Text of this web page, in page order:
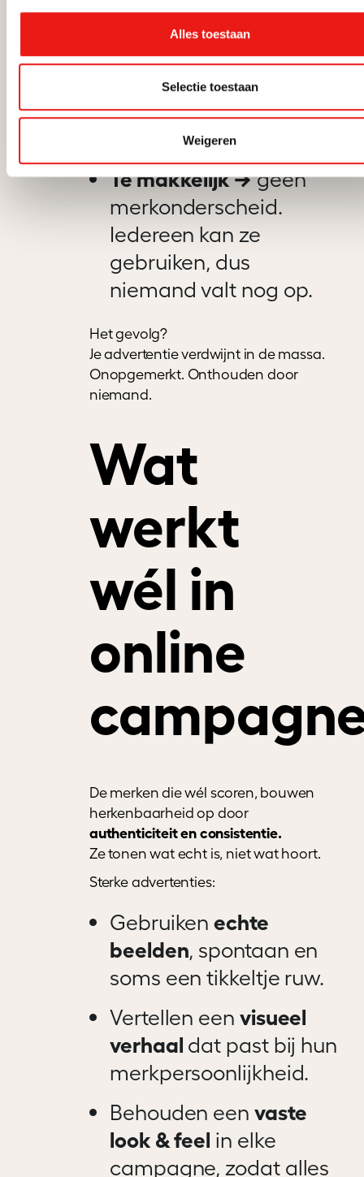
Alles toestaan
Selectie toestaan
Weigeren
honderd keer gezien.
Te perfect →geen
emotionele connectie.
Echte emoties zijn
zelden perfect.
Te makkelijk →geen
merkonderscheid.
Iedereen kan ze
gebruiken, dus
niemand valt nog op.
Het gevolg?
Je advertentie verdwijnt in de massa.
Onopgemerkt. Onthouden door
niemand.
Wat
werkt
wél in
online
De merken die wél scoren, bouwen
herkenbaarheid op door
authenticiteit en consistentie.
Ze tonen wat echt is, niet wat hoort.
Sterke advertenties:
Gebruikenechte
beelden, spontaan en
soms een tikkeltje ruw.
Vertellen een visueel
verhaal dat past bij hun
merkpersoonlijkheid.
Behouden een vaste
look & feel in elke
campagne, zodat alles